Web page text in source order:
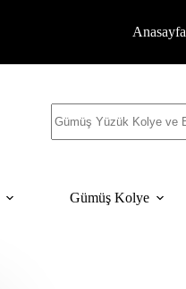
Anasayfa
yok
Gümüş Kolye